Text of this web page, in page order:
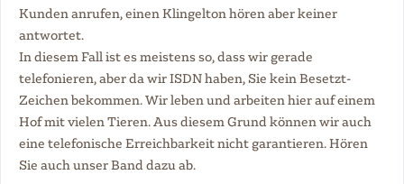
Kunden anrufen, einen Klingelton hören aber keiner
antwortet.
In diesem Fall ist es meistens so, dass wir gerade
telefonieren, aber da wir ISDN haben, Sie kein Besetzt-
Zeichen bekommen. Wir leben und arbeiten hier auf einem
Hof mit vielen Tieren. Aus diesem Grund können wir auch
eine telefonische Erreichbarkeit nicht garantieren. Hören
Sie auch unser Band dazu ab.